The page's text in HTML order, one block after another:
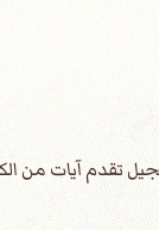
تقدم آيات من